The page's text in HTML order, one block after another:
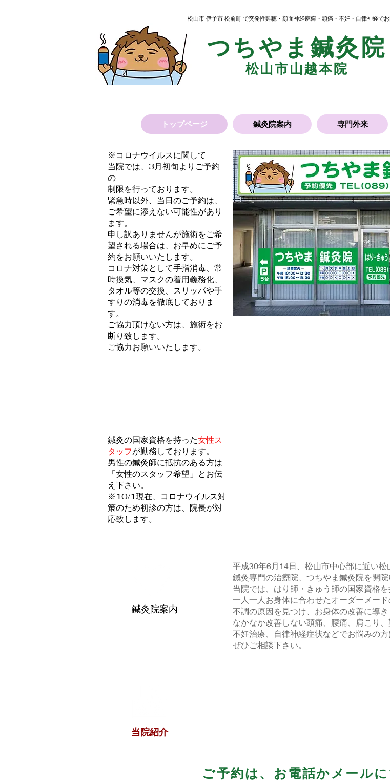
松山市 伊予市 松前町 で突発性難聴・顔面神経麻痺・頭痛・不妊・自律神経で
つちやま鍼灸院
松山市山越本院
トップページ 鍼灸院案内 専門外来
※コロナウイルスに関して
当院では、3月初旬よりご予約
の
制限を行っております。
緊急時以外、 当日のご予約は、
ご希望に添えない可能性があり
ます。
申し訳ありませんが施術をご希
望される場合は、お早めにご予
約をお願いいたします。
コロナ対策として手指消毒、常
時換気、マスクの着用義務化、
タオル等の交換、スリッパや手
すりの消毒を徹底しておりま
す。
ご協力頂けない方は、施術をお
断り致します。
​ご協力お願いいたします。
鍼灸の国家資格を持った女性ス
タッフが勤務しております。
男性の鍼灸師に抵抗のある方は
「女性のスタッフ希望」とお伝
え下さい。
​※10/1現在、コロナウイルス対
策のため初診の方は、院長が対
応致します。
鍼灸院案内
平成30年6月14日、松山市中心部に近い松
鍼灸専門の治療院、つちやま鍼灸院を開院
当院では、はり師・きゅう師の国家資格
一人一人お身体に合わせたオーダーメード
不調の原因を見つけ、お身体の改善に導き
なかなか改善しない頭痛、腰痛、肩こり
不妊治療、自律神経症状などでお悩みの方
ぜひご相談下さい。
​当院紹介
ご予約は、お電話かメール